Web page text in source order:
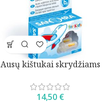
Ausų kištukai skrydžiams
14,50 €